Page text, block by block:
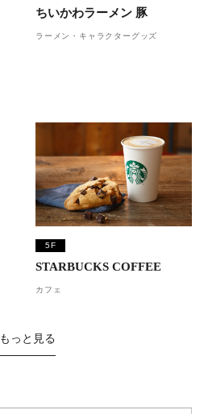
ちいかわラーメン 豚
ラーメン・キャラクターグッズ
5F
STARBUCKS COFFEE
カフェ
もっと見る